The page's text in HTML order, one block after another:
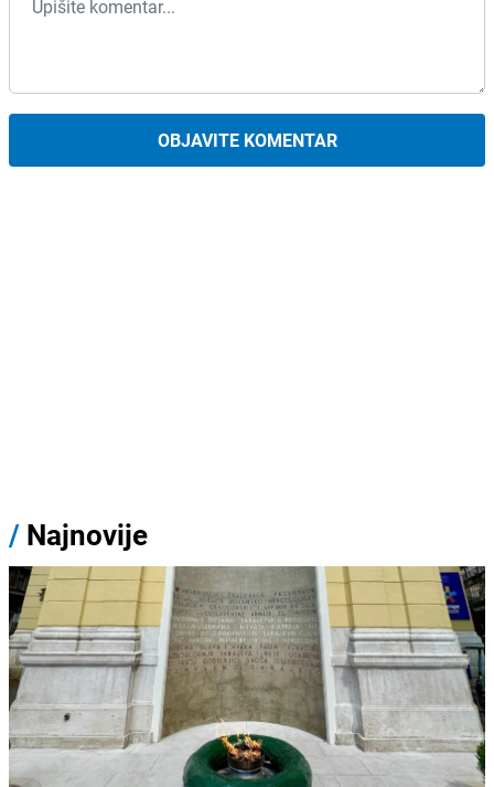
OBJAVITE KOMENTAR
/ Najnovije